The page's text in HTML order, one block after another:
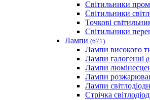
Світильники
Світильники
Точкові
Світильники
Лампи (671)
Лампи високого
Лампи галогенні
Лампи
Лампи
Лампи
Стрічка